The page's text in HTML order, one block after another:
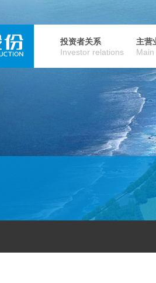
投资者关系
Investor relations
主营